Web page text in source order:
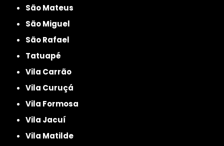
São Mateus
São Miguel
São Rafael
Tatuapé
Vila Carrão
Vila Curuçá
Vila Formosa
Vila Jacuí
Vila Matilde